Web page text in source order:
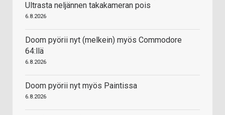
Ultrasta neljännen takakameran pois
6.8.2026
Doom pyörii nyt (melkein) myös Commodore
64:llä
6.8.2026
Doom pyörii nyt myös Paintissa
6.8.2026